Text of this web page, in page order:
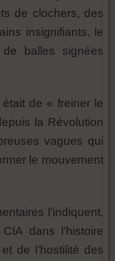
de clochers, des
insignifiants, le
balles signées
de « freiner le
la Révolution
vagues qui
le mouvement
l’indiquent,
dans l’histoire
de l’hostilité des